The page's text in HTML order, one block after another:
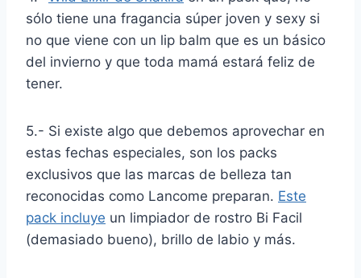
sólo tiene una fragancia súper joven y sexy si
no que viene con un lip balm que es un básico
del invierno y que toda mamá estará feliz de
tener.
5.- Si existe algo que debemos aprovechar en
estas fechas especiales, son los packs
exclusivos que las marcas de belleza tan
reconocidas como Lancome preparan. Este
pack incluye un limpiador de rostro Bi Facil
(demasiado bueno), brillo de labio y más.